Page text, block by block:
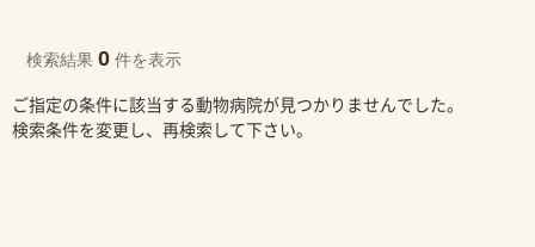
検索結果 0 件を表示
ご指定の条件に該当する動物病院が見つかりませんでした。
検索条件を変更し、再検索して下さい。